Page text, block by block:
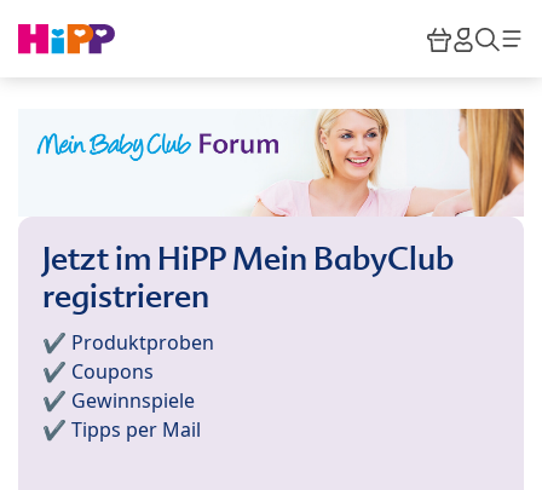
HiPP
Jetzt im HiPP Mein BabyClub
registrieren
✔️ Produktproben
✔️ Coupons
✔️ Gewinnspiele
✔️ Tipps per Mail